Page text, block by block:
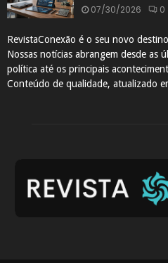
07/30/2026 0
RevistaConexão é o seu novo
Nossas notícias abrangem desde as
política até os principais
Conteúdo de qualidade, atualizado